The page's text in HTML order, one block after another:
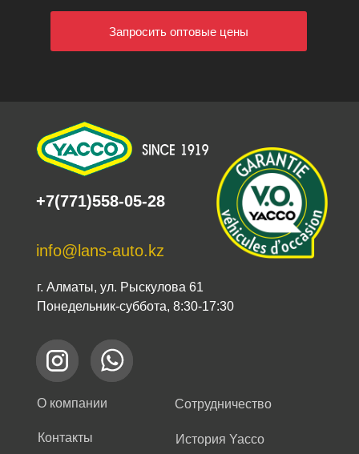
Запросить оптовые цены
О компании Сотрудничество
Контакты История Yacco
+7(771)558-05-28
info@lans-auto.kz
г. Алматы, ул. Рыскулова 61
Понедельник-суббота, 8:30-17:30